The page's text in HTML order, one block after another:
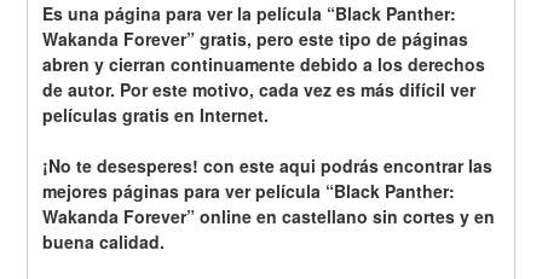
Es una página para ver la película “Black Panther:
Wakanda Forever” gratis, pero este tipo de páginas
abren y cierran continuamente debido a los derechos
de autor. Por este motivo, cada vez es más difícil ver
películas gratis en Internet.
¡No te desesperes! con este aqui podrás encontrar las
mejores páginas para ver película “Black Panther:
Wakanda Forever” online en castellano sin cortes y en
buena calidad.